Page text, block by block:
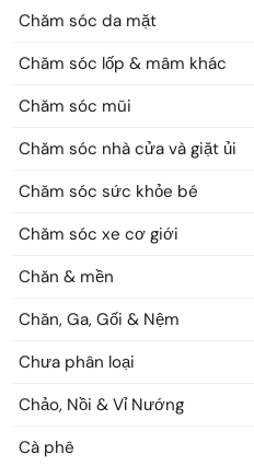
Chăm sóc da mặt
Chăm sóc lốp & mâm khác
Chăm sóc mũi
Chăm sóc nhà cửa và giặt ủi
Chăm sóc sức khỏe bé
Chăm sóc xe cơ giới
Chăn & mền
Chăn, Ga, Gối & Nệm
Chưa phân loại
Chảo, Nồi & Vỉ Nướng
Cà phê